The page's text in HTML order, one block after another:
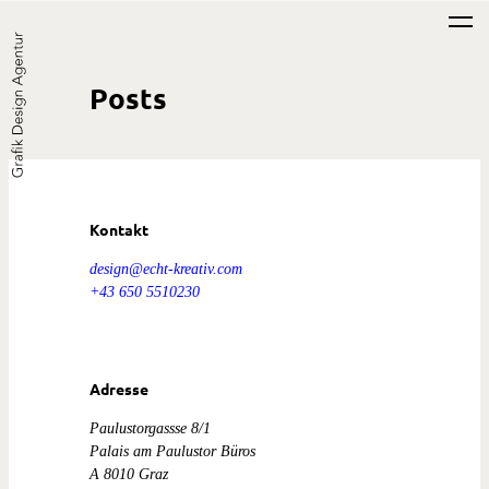
Zum
Inhalt
springen
Posts
Kontakt
design@echt-kreativ.com
+43 650 5510230
Adresse
Paulustorgassse 8/1
Palais am Paulustor Büros
A 8010 Graz